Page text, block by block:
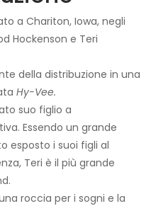
a Chariton, Iowa, negli
Hockenson e Teri
della distribuzione in una
Hy-Vee.
suo figlio a
Essendo un grande
esposto i suoi figli al
Teri è il più grande
roccia per i sogni e la